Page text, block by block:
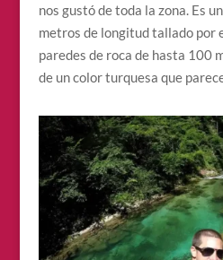
nos gustó de toda la zona. Es
metros de longitud tallado por
paredes de roca de hasta 100
de un color turquesa que